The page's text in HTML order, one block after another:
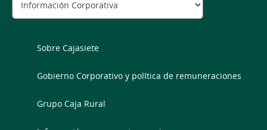
Sobre Cajasiete
Gobierno Corporativo y política de remuneraciones
Grupo Caja Rural